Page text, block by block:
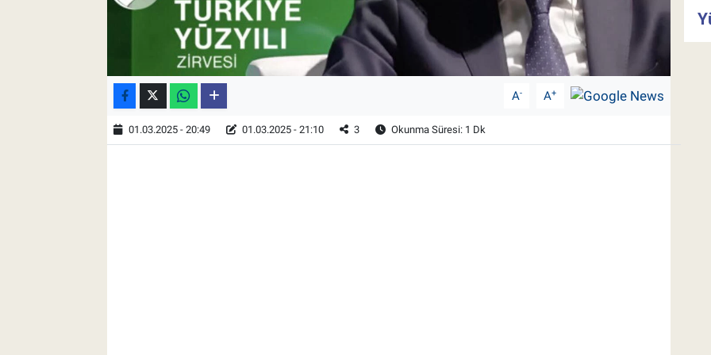
A- A+
01.03.2025 - 20:49 01.03.2025 - 21:10 3 Okunma Süresi: 1 Dk